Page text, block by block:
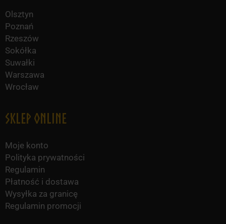
Olsztyn
Poznań
Rzeszów
Sokółka
Suwałki
Warszawa
Wrocław
Sklep online
Moje konto
Polityka prywatności
Regulamin
Płatność i dostawa
Wysyłka za granicę
Regulamin promocji